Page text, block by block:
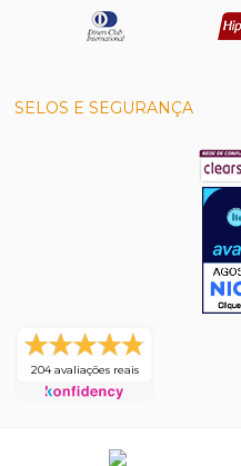
SELOS E SEGURANÇA
204 avaliações reais